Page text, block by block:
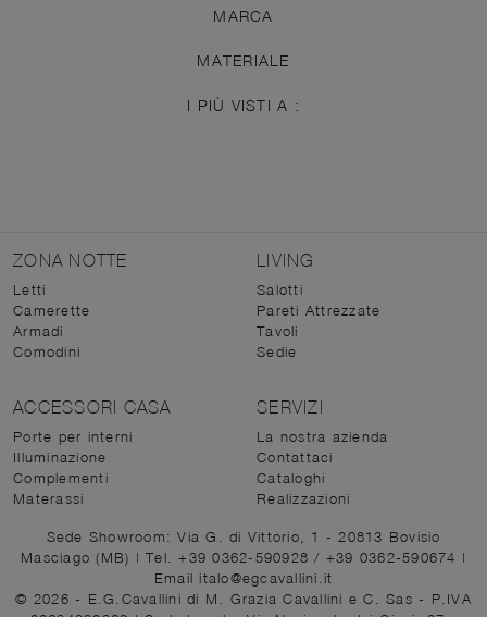
MARCA
MATERIALE
I PIÙ VISTI A :
ZONA NOTTE
Letti
Camerette
Armadi
Comodini
LIVING
Salotti
Pareti Attrezzate
Tavoli
Sedie
ACCESSORI CASA
Porte per interni
Illuminazione
Complementi
Materassi
SERVIZI
La nostra azienda
Contattaci
Cataloghi
Realizzazioni
Sede Showroom: Via G. di Vittorio, 1 - 20813 Bovisio
Masciago (MB) | Tel. +39 0362-590928/ +39 0362-590674 |
Email italo@egcavallini.it
© 2026 - E.G.Cavallini di M. Grazia Cavallini e C. Sas - P.IVA